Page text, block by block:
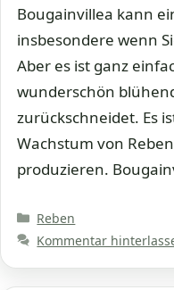
Bougainvillea kann
insbesondere wenn
Aber es ist ganz
wunderschön
zurückschneidet. Es
Wachstum von
produzieren.
Kategorien
Reben
Kommentar